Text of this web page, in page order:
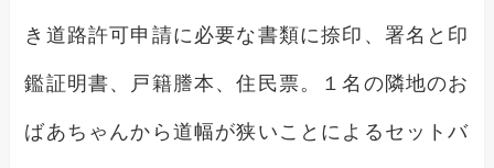
き道路許可申請に必要な書類に捺印、署名と印
鑑証明書、戸籍謄本、住民票。１名の隣地のお
ばあちゃんから道幅が狭いことによるセットバ